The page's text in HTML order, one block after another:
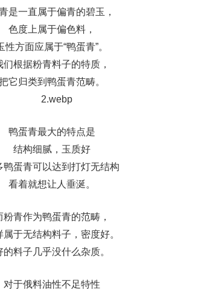
是一直属于偏青的碧玉，
色度上属于偏色料，
性方面应属于“鸭蛋青”。
们根据粉青料子的特质，
它归类到鸭蛋青范畴。
鸭蛋青最大的特点是
结构细腻，玉质好
鸭蛋青可以达到打灯无结构
看着就想让人垂涎。
粉青作为鸭蛋青的范畴，
属于无结构料子，密度好。
的料子几乎没什么杂质。
对于俄料油性不足特性